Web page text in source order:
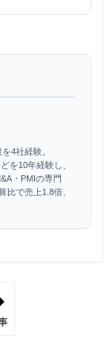
4社経験。
を10年経験し、
・PMIの専門
比で売上1.8倍、